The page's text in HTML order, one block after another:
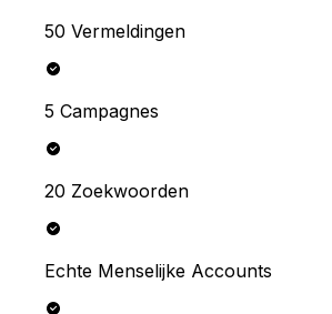
50 Vermeldingen
5 Campagnes
20 Zoekwoorden
Echte Menselijke Accounts